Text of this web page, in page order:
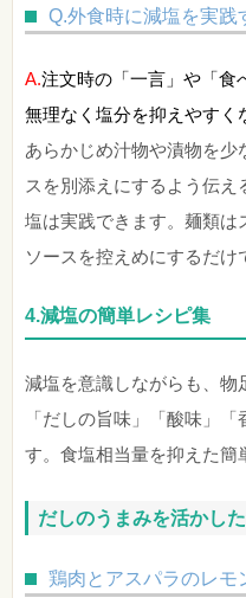
Q.外食時に減塩を実践
A.注文時の「一言」や「食
無理なく塩分を抑えやすく
あらかじめ汁物や漬物を少
スを別添えにするよう伝
塩は実践できます。麺類は
ソースを控えめにするだけ
4.減塩の簡単レシピ集
減塩を意識しながらも、物
「だしの旨味」「酸味」
す。食塩相当量を抑えた簡
だしのうまみを活かし
鶏肉とアスパラのレモ